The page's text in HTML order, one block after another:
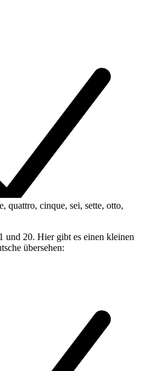
quattro, cinque, sei, sette, otto,
und 20. Hier gibt es einen kleinen
übersehen: